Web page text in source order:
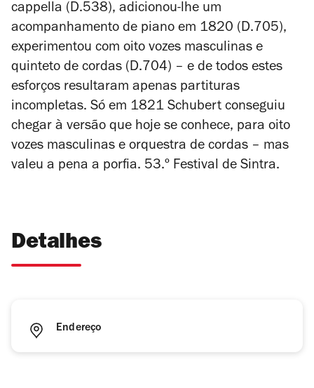
cappella (D.538), adicionou-lhe um
acompanhamento de piano em 1820 (D.705),
experimentou com oito vozes masculinas e
quinteto de cordas (D.704) – e de todos estes
esforços resultaram apenas partituras
incompletas. Só em 1821 Schubert conseguiu
chegar à versão que hoje se conhece, para oito
vozes masculinas e orquestra de cordas – mas
valeu a pena a porfia. 53.º Festival de Sintra.
Detalhes
Endereço